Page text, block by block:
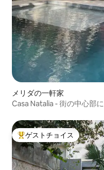
メリダの一軒家
Casa Natalia - 街の中心部
大好評のゲストチョイスで
ゲストチョイス